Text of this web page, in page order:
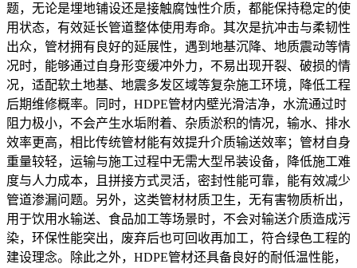
题，无论是埋地铺设还是接触腐蚀性介质，都能保持稳定的使
用状态，有效延长管道整体使用寿命。其次是抗冲击与柔韧性
出众，管材拥有良好的延展性，遇到地基沉降、地质震动等情
况时，能够通过自身形变缓冲外力，不易出现开裂、破损的情
况，适配软土地基、地震多发区域等复杂施工环境，降低工程
后期维修概率。同时，HDPE管材内壁光滑洁净，水流通过时
阻力极小，不会产生水垢附着、杂质淤积的情况，输水、排水
效率更高，相比传统管材能有效提升介质输送效率；管材自身
重量较轻，运输与施工过程中无需大型吊装设备，降低施工难
度与人力成本，且拼接方式灵活，密封性能可靠，能有效减少
管道渗漏问题。另外，这类管材材质卫生，无有害物质析出，
用于饮用水输送、食品加工等场景时，不会对输送介质造成污
染，环保性能突出，废弃后也可回收再加工，符合绿色工程的
建设理念。除此之外，HDPE管材还具备良好的耐低温性能，